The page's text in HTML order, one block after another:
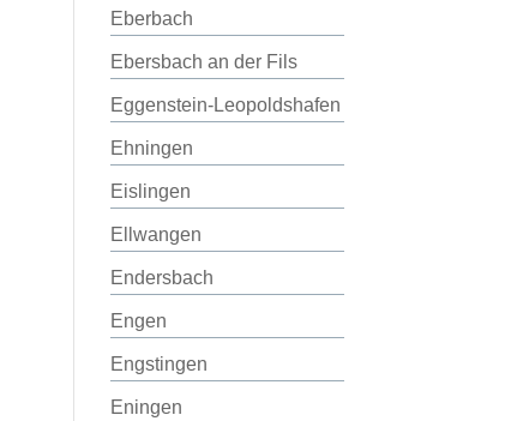
Eberbach
Ebersbach an der Fils
Eggenstein-Leopoldshafen
Ehningen
Eislingen
Ellwangen
Endersbach
Engen
Engstingen
Eningen